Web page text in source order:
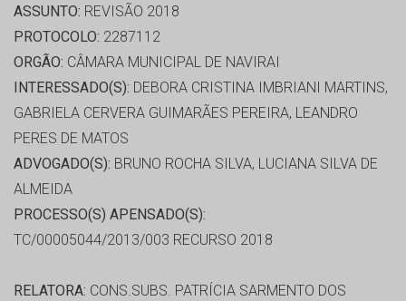
ASSUNTO: REVISÃO 2018
PROTOCOLO: 2287112
ORGÃO: CÂMARA MUNICIPAL DE NAVIRAI
INTERESSADO(S): DEBORA CRISTINA IMBRIANI MARTINS,
GABRIELA CERVERA GUIMARÃES PEREIRA, LEANDRO
PERES DE MATOS
ADVOGADO(S): BRUNO ROCHA SILVA, LUCIANA SILVA DE
ALMEIDA
PROCESSO(S) APENSADO(S):
TC/00005044/2013/003 RECURSO 2018
RELATORA: CONS.SUBS. PATRÍCIA SARMENTO DOS